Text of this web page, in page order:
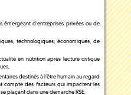
émergeant d’entreprises privées ou de
technologiques, économiques, de
en nutrition après lecture critique
destinés à l’être humain au regard
compte des facteurs qui impactent les
plaçant dans une démarche RSE,